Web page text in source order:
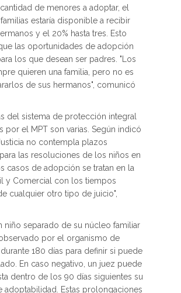
de menores a adoptar, el
estaría disponible a recibir
y el 20% hasta tres. Esto
las oportunidades de adopción
los que desean ser padres. "Los
quieren una familia, pero no es
de sus hermanos", comunicó
del sistema de protección integral
por el MPT son varias. Según indicó
no contempla plazos
las resoluciones de los niños en
casos de adopción se tratan en la
y Comercial con los tiempos
cualquier otro tipo de juicio",
niño separado de su núcleo familiar
por el organismo de
180 días para definir si puede
En caso negativo, un juez puede
dentro de los 90 días siguientes su
adoptabilidad. Estas prolongaciones